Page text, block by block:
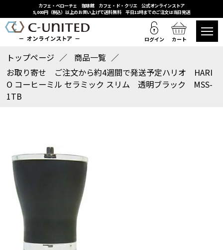
カフェ・ベローチェ 珈琲館 カフェ・ド・クリエ 公式オンラインストア
5,000円（税込）以上のお買い上げで送料無料 平日11時までのご注文は当日発送
ログイン カート
トップページ
商品一覧
お取り寄せ ご注文から約4週間で発送予定ハリオ HARI
O コーヒーミル セラミック スリム 透明ブラック MSS-
1TB